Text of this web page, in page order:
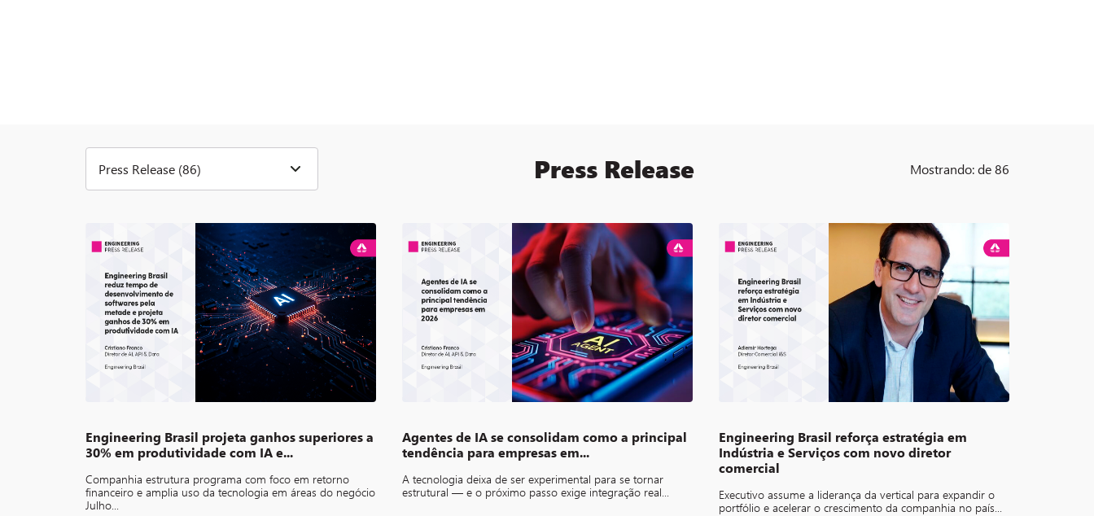
Press Release (86)
(178)
(91)
(26)
(1)
(86)
Press Release Mostrando:de 86
Engineering Brasil projeta ganhos superiores a
30% em produtividade com IA e...
Companhia estrutura programa com foco em retorno
financeiro e amplia uso da tecnologia em áreas do negócio
Julho...
Agentes de IA se consolidam como a principal
tendência para empresas em...
A tecnologia deixa de ser experimental para se tornar
estrutural — e o próximo passo exige integração real...
Engineering Brasil reforça estratégia em
Indústria e Serviços com novo diretor
comercial
Executivo assume a liderança da vertical para expandir o
portfólio e acelerar o crescimento da companhia no país...